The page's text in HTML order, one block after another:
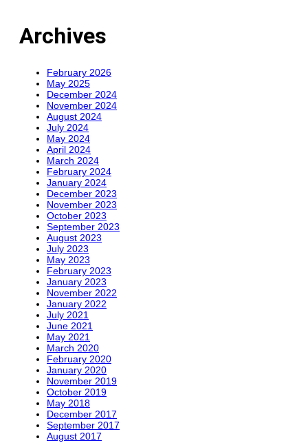
Archives
February 2026
May 2025
December 2024
November 2024
August 2024
July 2024
May 2024
April 2024
March 2024
February 2024
January 2024
December 2023
November 2023
October 2023
September 2023
August 2023
July 2023
May 2023
February 2023
January 2023
November 2022
January 2022
July 2021
June 2021
May 2021
March 2020
February 2020
January 2020
November 2019
October 2019
May 2018
December 2017
September 2017
August 2017